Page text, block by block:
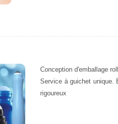
Conception d'emballage
Service à guichet unique.
rigoureux